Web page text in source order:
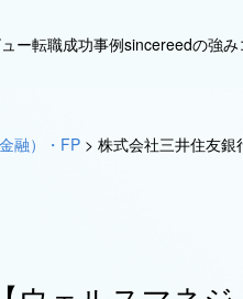
ー転職成功事例sincereedの強み
融）・FP > 株式会社三井住友銀